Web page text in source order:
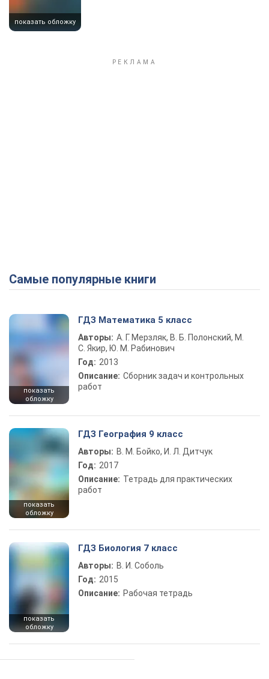
показать обложку
Самые популярные книги
показать
обложку
ГДЗ Математика 5 класс
Авторы: А. Г. Мерзляк, В. Б. Полонский, М.
С. Якир, Ю. М. Рабинович
Год: 2013
Описание: Сборник задач и контрольных
работ
показать
обложку
ГДЗ География 9 класс
Авторы: В. М. Бойко, И. Л. Дитчук
Год: 2017
Описание: Тетрадь для практических
работ
показать
обложку
ГДЗ Биология 7 класс
Авторы: В. И. Соболь
Год: 2015
Описание: Рабочая тетрадь